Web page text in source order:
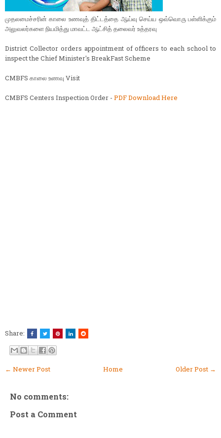
முதலமைச்சரின் காலை உணவுத் திட்டத்தை ஆய்வு செய்ய ஒவ்வொரு பள்ளிக்கும்
அலுவலர்களை நியமித்து மாவட்ட ஆட்சித் தலைவர் உத்தரவு
District Collector orders appointment of officers to each school to
inspect the Chief Minister's BreakFast Scheme
CMBFS காலை உணவு Visit
CMBFS Centers Inspection Order - PDF Download Here
Share:
← Newer Post Older Post →
Home
No comments:
Post a Comment